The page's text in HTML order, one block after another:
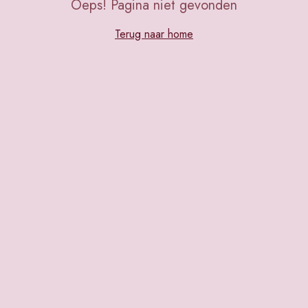
Oeps! Pagina niet gevonden
Terug naar home